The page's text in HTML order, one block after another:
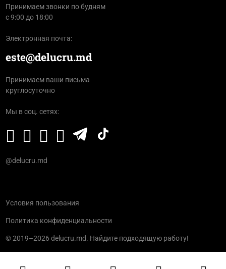
Принимаем звонки по будням
с 9:00 до 18:00
Электронная почта:
este@delucru.md
Принимаем ваши письма
круглосуточно
Мы в соц. сетях:
@delucru.md
© 2019–2026 delucru.md. Найдите подходящую работу!
Условия пользования
Политика конфиденциальности